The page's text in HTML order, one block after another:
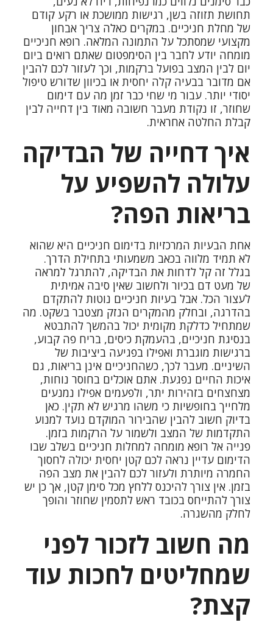
תחושת תזוזה בשן, רגישות ממושכת או רקע קודם
של מחלת חניכיים. במקרים כאלה צריך אבחון
מקצועי שמסתכל על התמונה המלאה. רופא חניכיים
מומחה יודע לחבר בין הסימפטום שאתם רואים ביום
יום לבין המצב בפועל ברקמות, וכך לעזור לכם להבין
אם מדובר בבעיה קלה יחסית או בכיוון שדורש טיפול
יסודי יותר. עבור מי שחי כבר זמן מה עם דימום
שחוזר, זו נקודת מעבר חשובה מאוד בין דחייה לבין
קבלת החלטה אחראית.
איך דחייה של הבדיקה
עלולה להשפיע על
בריאות הפה?
אחת הבעיות המרכזיות בדימום חניכיים היא שהוא
לא תמיד מלווה בכאב משמעותי בתחילת הדרך.
בגלל זה קל לדחות את הבדיקה, להתרגל למראה
של מעט דם בכיור ולחשוב שאין סיבה אמיתית
לעצור הכל. אבל בעיות חניכיים נוטות להתקדם
בהדרגה, ובחלק מהמקרים הנזק מצטבר בשקט. מה
שמתחיל כדלקת מקומית יכול בהמשך להתבטא
בנסיגת חניכיים, בהעמקת כיסים, בריח פה קבוע,
ברגישות מוגברת ואפילו בפגיעה ביציבות של
השיניים. מעבר לכך, כשהחניכיים אינן בריאות, גם
איכות החיים נפגעת. אתם אוכלים בחוסר נוחות,
מצחצחים בזהירות יתר, ולפעמים אפילו נמנעים
מלחייך בחופשיות כי משהו מרגיש לא תקין. כאן
בדיוק חשוב להבין שהבירור המוקדם נועד למנוע
התקדמות של המצב ולשמור על הרקמות בזמן.
פנייה אל רופא מומחה למחלות חניכיים בשלב שבו
הדימום עדיין נראה לכם קטן יחסית יכולה לחסוך
החמרה מיותרת ולעזור לכם להבין את מצב הפה
בזמן. אין צורך להיכנס ללחץ מכל סימן קטן, אך כן יש
צורך להתייחס בכובד ראש לתסמין שחוזר והופך
לחלק מהשגרה.
מה חשוב לזכור לפני
שמחליטים לחכות עוד
קצת?